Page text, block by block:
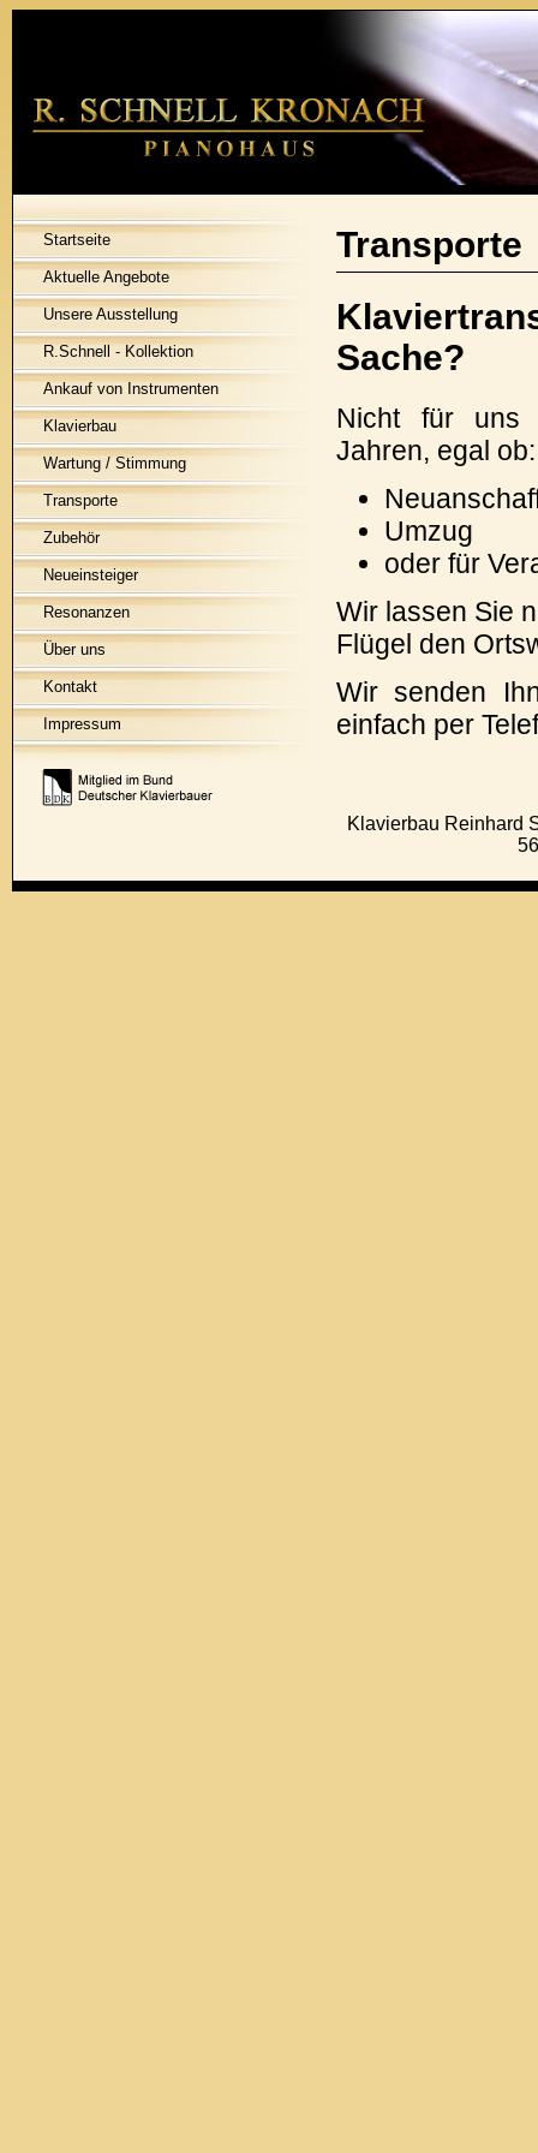
Startseite
Aktuelle Angebote
Unsere Ausstellung
R.Schnell - Kollektion
Ankauf von Instrumenten
Klavierbau
Wartung / Stimmung
Transporte
Zubehör
Neueinsteiger
Resonanzen
Über uns
Kontakt
Impressum
Transporte
Sache?
Nicht für uns
Jahren, egal ob:
Umzug
oder für
Wir lassen Sie
Flügel den
Wir senden
einfach per
Klavierbau Reinhard